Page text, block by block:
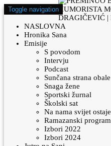
Toggle navigation
NASLOVNA
Hronika Sana
Emisije
S povodom
Intervju
Podcast
Sunčana strana obale
Snaga žene
Sportski žurnal
Školski sat
Na nama svijet ostaje
Ramazanski program
Izbori 2022
Izbori 2024